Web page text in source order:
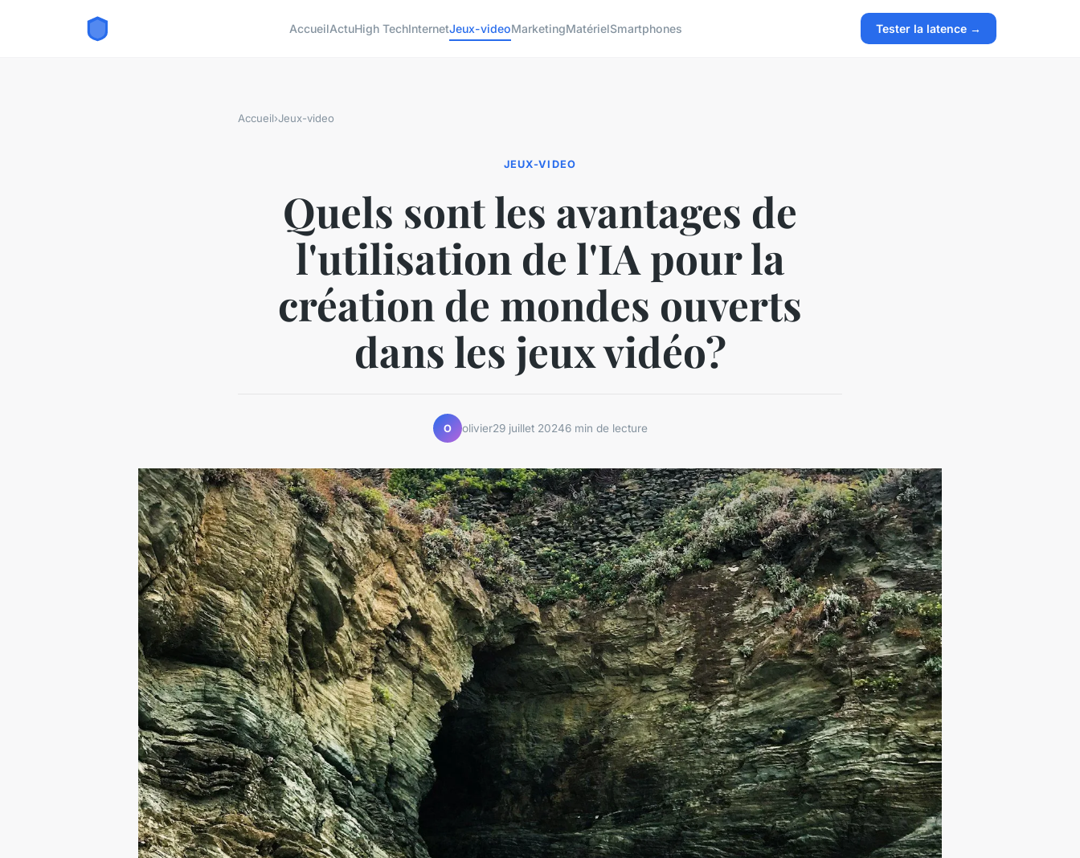
AccueilActuHigh TechInternetJeux-videoMarketingMatérielSmartphones Tester la latence →
Accueil›Jeux-video
JEUX-VIDEO
Quels sont les avantages de
l'utilisation de l'IA pour la
création de mondes ouverts
dans les jeux vidéo?
O olivier29 juillet 20246 min de lecture